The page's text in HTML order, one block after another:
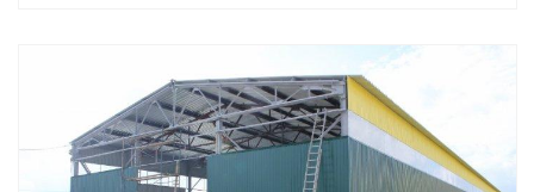
Смотреть проект